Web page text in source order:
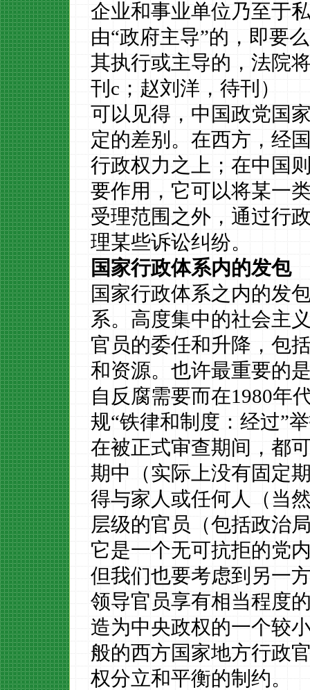
企业和事业单位乃至于
由“政府主导”的，即要
其执行或主导的，法院
刊c；赵刘洋，待刊）
可以见得，中国政党国
定的差别。在西方，经
行政权力之上；在中国
要作用，它可以将某一
受理范围之外，通过行
理某些诉讼纠纷。
国家行政体系内的发包
国家行政体系之内的发
系。高度集中的社会主
官员的委任和升降，包
和资源。也许最重要的
自反腐需要而在1980年
规“铁律和制度：经过”
在被正式审查期间，都
期中（实际上没有固定
得与家人或任何人（当
层级的官员（包括政治
它是一个无可抗拒的党
但我们也要考虑到另一
领导官员享有相当程度
造为中央政权的一个较
般的西方国家地方行政
权分立和平衡的制约。